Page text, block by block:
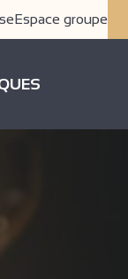
Espace groupe